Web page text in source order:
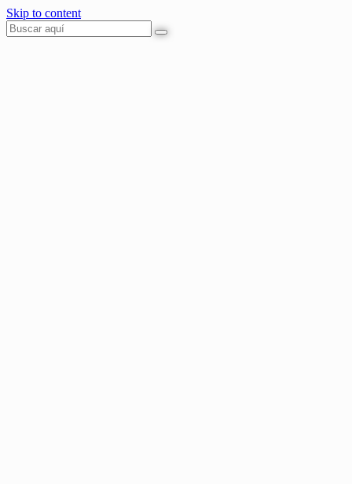
Skip to content